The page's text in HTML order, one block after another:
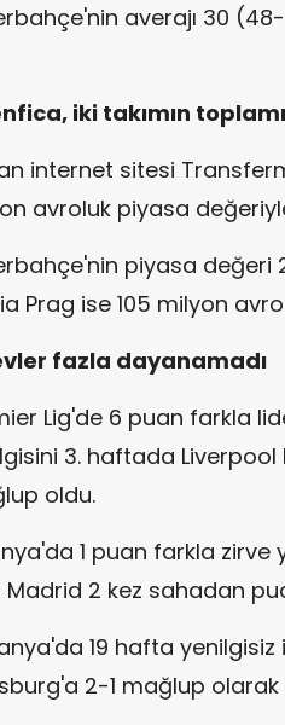
averajı 30
iki takımın
internet sitesi
avroluk piyasa
piyasa değeri
Prag ise 105 milyon
fazla dayanamadı
Lig'de 6 puan farkla
3. haftada Liverpool
oldu.
1 puan farkla zirve
Madrid 2 kez sahadan
19 hafta yenilgisiz
2-1 mağlup olarak